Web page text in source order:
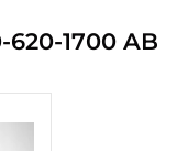
1700 AB